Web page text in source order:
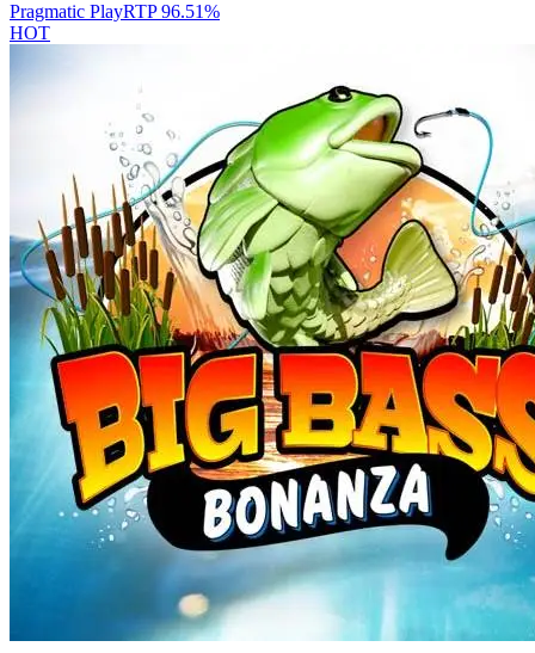
Pragmatic PlayRTP96.51%
HOT